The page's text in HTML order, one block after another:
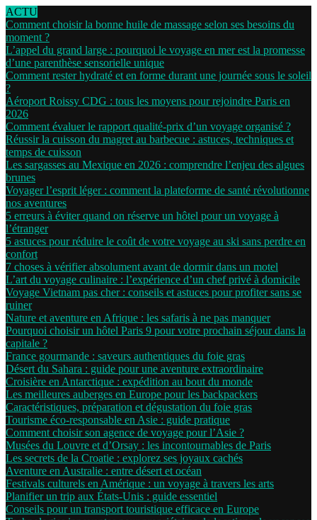
ACTU
Comment choisir la bonne huile de massage selon ses besoins du
moment ?
L’appel du grand large : pourquoi le voyage en mer est la promesse
d’une parenthèse sensorielle unique
Comment rester hydraté et en forme durant une journée sous le soleil
?
Aéroport Roissy CDG : tous les moyens pour rejoindre Paris en
2026
Comment évaluer le rapport qualité-prix d’un voyage organisé ?
Réussir la cuisson du magret au barbecue : astuces, techniques et
temps de cuisson
Les sargasses au Mexique en 2026 : comprendre l’enjeu des algues
brunes
Voyager l’esprit léger : comment la plateforme de santé révolutionne
nos aventures
5 erreurs à éviter quand on réserve un hôtel pour un voyage à
l’étranger
5 astuces pour réduire le coût de votre voyage au ski sans perdre en
confort
7 choses à vérifier absolument avant de dormir dans un motel
L’art du voyage culinaire : l’expérience d’un chef privé à domicile
Voyage Vietnam pas cher : conseils et astuces pour profiter sans se
ruiner
Nature et aventure en Afrique : les safaris à ne pas manquer
Pourquoi choisir un hôtel Paris 9 pour votre prochain séjour dans la
capitale ?
France gourmande : saveurs authentiques du foie gras
Désert du Sahara : guide pour une aventure extraordinaire
Croisière en Antarctique : expédition au bout du monde
Les meilleures auberges en Europe pour les backpackers
Caractéristiques, préparation et dégustation du foie gras
Tourisme éco-responsable en Asie : guide pratique
Comment choisir son agence de voyage pour l’Asie ?
Musées du Louvre et d’Orsay : les incontournables de Paris
Les secrets de la Croatie : explorez ses joyaux cachés
Aventure en Australie : entre désert et océan
Festivals culturels en Amérique : un voyage à travers les arts
Planifier un trip aux États-Unis : guide essentiel
Conseils pour un transport touristique efficace en Europe